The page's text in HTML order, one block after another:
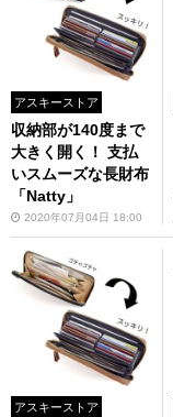
アスキーストア
収納部が140度まで
大きく開く！ 支払
いスムーズな長財布
「Natty」
2020年07月04日 18:00
アスキーストア